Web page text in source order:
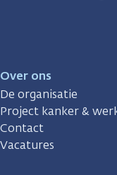
Over ons
De organisatie
Project kanker &
Contact
Vacatures